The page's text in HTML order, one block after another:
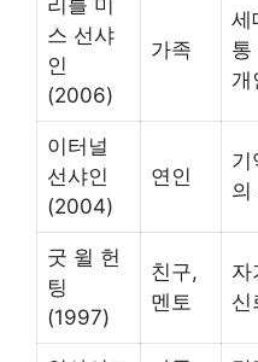
리틀 미
스 선샤
인
(2006)
가족
세
통
개
이터널
선샤인
(2004)
연인
기
의
굿 윌 헌
팅
(1997)
친구,
멘토
자
신